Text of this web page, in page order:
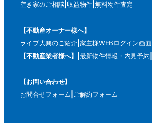
空き家のご相談 収益物件 無料物件査定
【不動産オーナー様へ】
ライブ大興のご紹介 家主様WEBログイン画面
【不動産業者様へ】
最新物件情報・内見予約
【お問い合わせ】
お問合せフォーム ご解約フォーム